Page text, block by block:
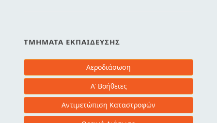
ΤΜΉΜΑΤΑ ΕΚΠΑΊΔΕΥΣΗΣ
Αεροδιάσωση
Α' Βοήθειες
Αντιμετώπιση Καταστροφών